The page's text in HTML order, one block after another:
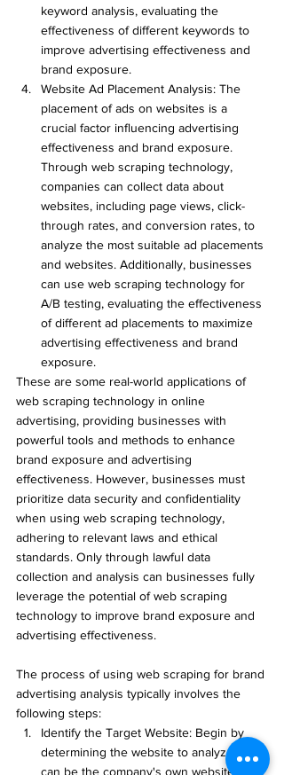
keyword analysis, evaluating the
effectiveness of different keywords to
improve advertising effectiveness and
brand exposure.
Website Ad Placement Analysis: The
placement of ads on websites is a
crucial factor influencing advertising
effectiveness and brand exposure.
Through web scraping technology,
companies can collect data about
websites, including page views, click-
through rates, and conversion rates, to
analyze the most suitable ad placements
and websites. Additionally, businesses
can use web scraping technology for
A/B testing, evaluating the effectiveness
of different ad placements to maximize
advertising effectiveness and brand
exposure.
These are some real-world applications of
web scraping technology in online
advertising, providing businesses with
powerful tools and methods to enhance
brand exposure and advertising
effectiveness. However, businesses must
prioritize data security and confidentiality
when using web scraping technology,
adhering to relevant laws and ethical
standards. Only through lawful data
collection and analysis can businesses fully
leverage the potential of web scraping
technology to improve brand exposure and
advertising effectiveness.
The process of using web scraping for brand
advertising analysis typically involves the
following steps:
Identify the Target Website: Begin by
determining the website to analyze. This
can be the company's own website, a